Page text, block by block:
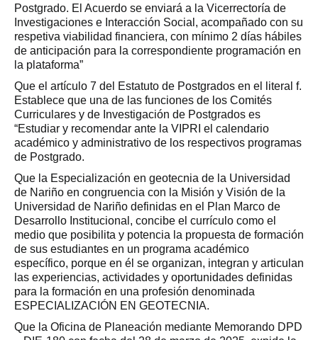
Postgrado. El Acuerdo se enviará a la Vicerrectoría de
Investigaciones e Interacción Social, acompañado con su
respetiva viabilidad financiera, con mínimo 2 días hábiles
de anticipación para la correspondiente programación en
la plataforma”
Que el artículo 7 del Estatuto de Postgrados en el literal f.
Establece que una de las funciones de los Comités
Curriculares y de Investigación de Postgrados es
“Estudiar y recomendar ante la VIPRI el calendario
académico y administrativo de los respectivos programas
de Postgrado.
Que la Especialización en geotecnia de la Universidad
de Nariño en congruencia con la Misión y Visión de la
Universidad de Nariño definidas en el Plan Marco de
Desarrollo Institucional, concibe el currículo como el
medio que posibilita y potencia la propuesta de formación
de sus estudiantes en un programa académico
específico, porque en él se organizan, integran y articulan
las experiencias, actividades y oportunidades definidas
para la formación en una profesión denominada
ESPECIALIZACIÓN EN GEOTECNIA.
Que la Oficina de Planeación mediante Memorando DPD